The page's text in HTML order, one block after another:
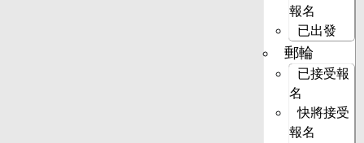
報名
已出發
郵輪
已接受報
名
快將接受
報名